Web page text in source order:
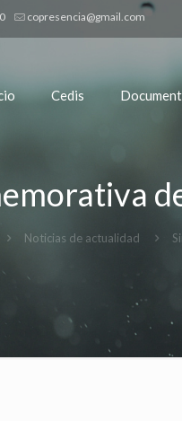
copresencia@gmail.com
Cedis
Noticias de actualidad